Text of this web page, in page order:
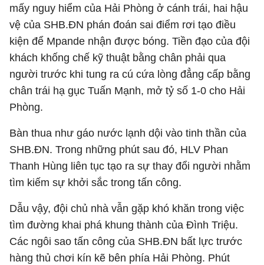
mấy nguy hiểm của Hải Phòng ở cánh trái, hai hậu
vệ của SHB.ĐN phán đoán sai điểm rơi tạo điều
kiện để Mpande nhận được bóng. Tiền đạo của đội
khách khống chế kỹ thuật bằng chân phải qua
người trước khi tung ra cú cứa lòng đẳng cấp bằng
chân trái hạ gục Tuấn Mạnh, mở tỷ số 1-0 cho Hải
Phòng.
Bàn thua như gáo nước lạnh dội vào tinh thần của
SHB.ĐN. Trong những phút sau đó, HLV Phan
Thanh Hùng liên tục tạo ra sự thay đổi người nhằm
tìm kiếm sự khởi sắc trong tấn công.
Dẫu vậy, đội chủ nhà vẫn gặp khó khăn trong việc
tìm đường khai phá khung thành của Đình Triệu.
Các ngôi sao tấn công của SHB.ĐN bất lực trước
hàng thủ chơi kín kẽ bên phía Hải Phòng. Phút